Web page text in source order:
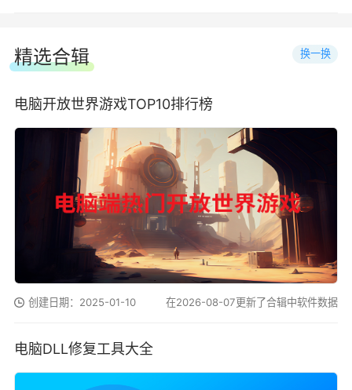
精选合辑 换一换
电脑开放世界游戏TOP10排行榜
创建日期：2025-01-10 在2026-08-07更新了合辑中软件数据
电脑DLL修复工具大全